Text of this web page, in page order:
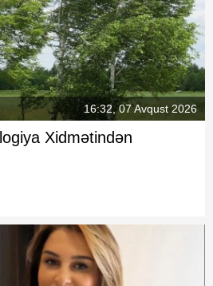
16:32, 07 Avqust 2026
Xidmətindən